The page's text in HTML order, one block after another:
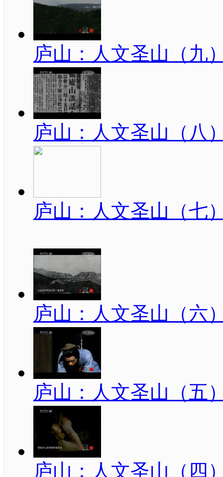
庐山：人文圣山（九
庐山：人文圣山（八
庐山：人文圣山（七
庐山：人文圣山（六
庐山：人文圣山（五
庐山：人文圣山（四